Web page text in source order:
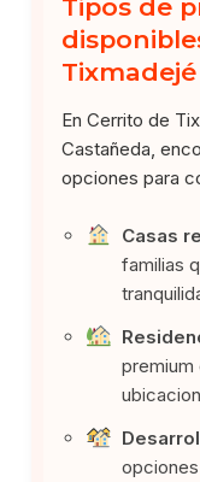
Tipos de
Tixmadejé
En Cerrito de
Castañeda,
opciones para
Casas
familias
premium